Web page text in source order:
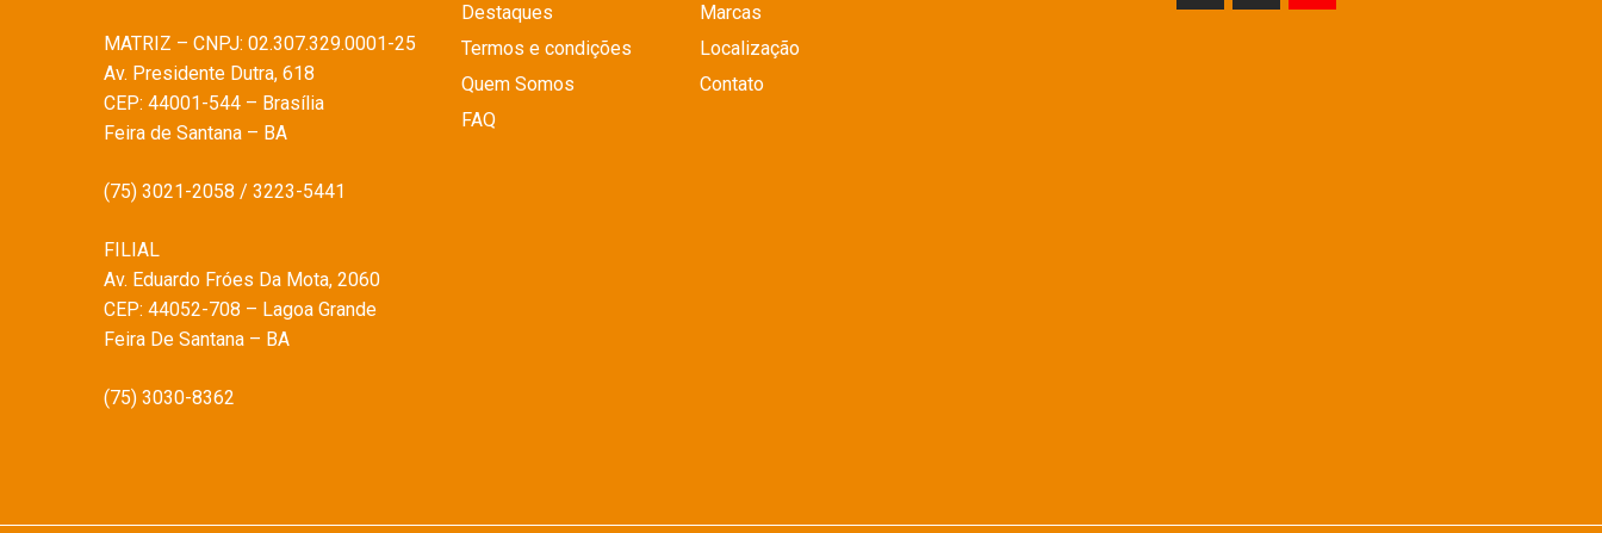
MATRIZ – CNPJ: 02.307.329.0001-25
Av. Presidente Dutra, 618
CEP: 44001-544 – Brasília
Feira de Santana – BA
(75) 3021-2058 / 3223-5441
FILIAL
Av. Eduardo Fróes Da Mota, 2060
CEP: 44052-708 – Lagoa Grande
Feira De Santana – BA
(75) 3030-8362
Destaques
Termos e condições
Quem Somos
FAQ
Marcas
Localização
Contato